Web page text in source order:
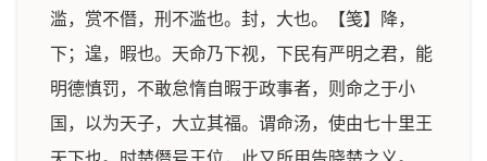
滥，赏不僭，刑不滥也。封，大也。【笺】降，
下；遑，暇也。天命乃下视，下民有严明之君，能
明德慎罚，不敢怠惰自暇于政事者，则命之于小
国，以为天子，大立其福。谓命汤，使由七十里王